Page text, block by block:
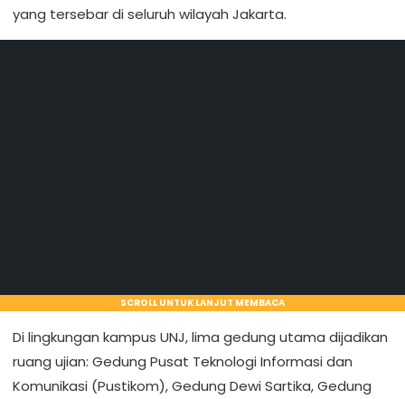
yang tersebar di seluruh wilayah Jakarta.
SCROLL UNTUK LANJUT MEMBACA
Di lingkungan kampus UNJ, lima gedung utama dijadikan
ruang ujian: Gedung Pusat Teknologi Informasi dan
Komunikasi (Pustikom), Gedung Dewi Sartika, Gedung